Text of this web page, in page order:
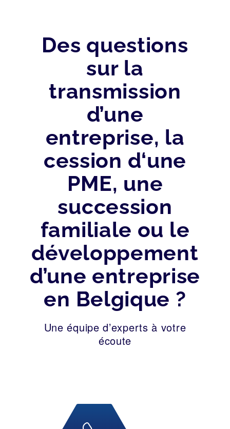
Des questions
sur la
transmission
d’une
entreprise, la
cession d‘une
PME, une
succession
familiale ou le
développement
d’une entreprise
en Belgique ?
Une équipe d’experts à votre
écoute